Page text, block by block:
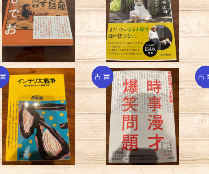
失踪日記/吾妻ひでお
¥660
まるありがとう/養老孟
司
¥220
インテリ大戦争／呉智英
¥550
時事漫才／爆笑問題
¥550